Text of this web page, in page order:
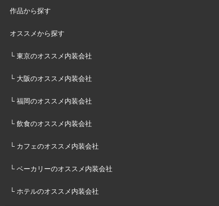
作品から探す
オススメから探す
└ 東京のオススメ内装会社
└ 大阪のオススメ内装会社
└ 福岡のオススメ内装会社
└ 飲食のオススメ内装会社
└ カフェのオススメ内装会社
└ ベーカリーのオススメ内装会社
└ ホテルのオススメ内装会社